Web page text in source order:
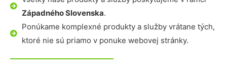
Západného Slovenska.
Ponúkame komplexné produkty a služby vrátane tých,
ktoré nie sú priamo v ponuke webovej stránky.